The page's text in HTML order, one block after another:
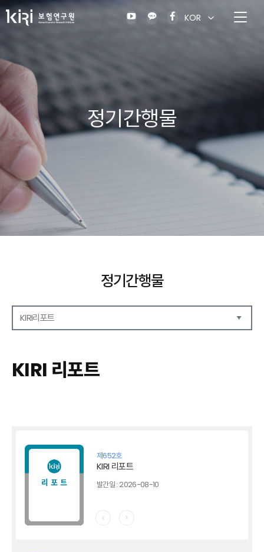
KOR
정기간행물
정기간행물
KIRI리포트
보험금융연구
KIRI 리포트
금융시장 주요지표
리포트 모음집(종간)
해외학술연구 분석(종간)
금융보험해설(종간)
해외금융뉴스(종간)
KIRI 리포트
제652호
KIRI 리포트
발간일 : 2026-08-10